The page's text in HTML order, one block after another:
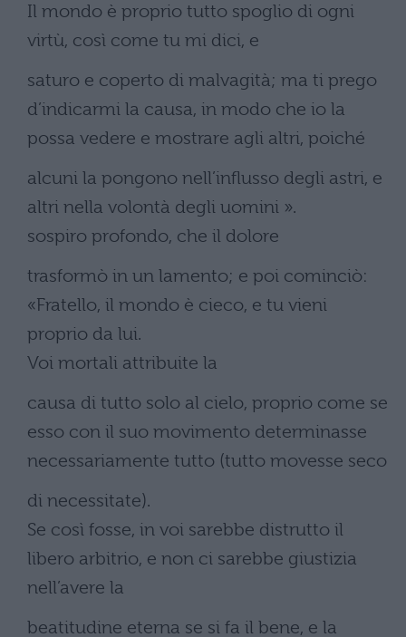
Il mondo è proprio tutto spoglio di ogni
virtù, così come tu mi dici, e
saturo e coperto di malvagità; ma ti prego
d’indicarmi la causa, in modo che io la
possa vedere e mostrare agli altri, poiché
alcuni la pongono nell’influsso degli astri, e
altri nella volontà degli uomini ».
sospiro profondo, che il dolore
trasformò in un lamento; e poi cominciò:
«Fratello, il mondo è cieco, e tu vieni
proprio da lui.
Voi mortali attribuite la
causa di tutto solo al cielo, proprio come se
esso con il suo movimento determinasse
necessariamente tutto (tutto movesse seco
di necessitate).
Se così fosse, in voi sarebbe distrutto il
libero arbitrio, e non ci sarebbe giustizia
nell’avere la
beatitudine eterna se si fa il bene, e la